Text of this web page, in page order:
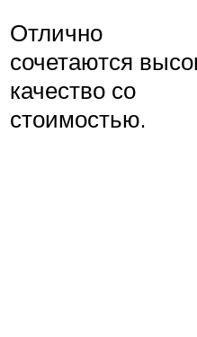
Отлично
сочетаются
качество со
стоимостью.